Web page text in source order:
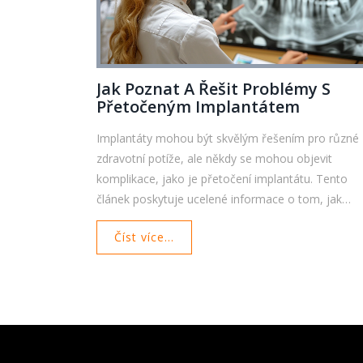
Jak Poznat A Řešit Problémy S
Přetočeným Implantátem
Implantáty mohou být skvělým řešením pro různé
zdravotní potíže, ale někdy se mohou objevit
komplikace, jako je přetočení implantátu. Tento
článek poskytuje ucelené informace o tom, jak
poznat problémy spojené s přetočeným
implantátem, jaké jsou nejčastější příznaky a co
Číst více...